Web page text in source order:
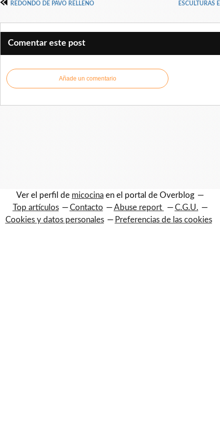
REDONDO DE PAVO RELLENO ESCULTURAS
Comentar este post
Añade un comentario
Ver el perfil de micocina en el portal de Overblog
Top artículos
Contacto Abuse report
C.G.U.
Cookies y datos personales
Preferencias de las cookies